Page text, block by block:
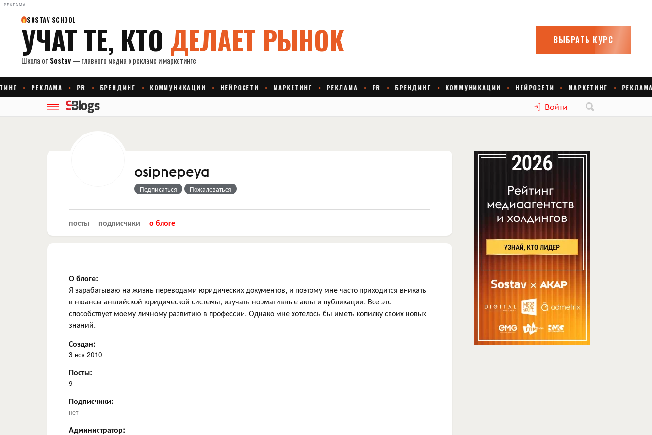
РЕКЛАМА
Войти
osipnepeya
Подписаться Пожаловаться
посты подписчики о блоге
О блоге:
Я зарабатываю на жизнь переводами юридических документов, и поэтому мне часто приходится вникать
в нюансы английской юридической системы, изучать нормативные акты и публикации. Все это
способствует моему личному развитию в профессии. Однако мне хотелось бы иметь копилку своих новых
знаний.
Создан:
3 ноя 2010
Посты:
9
Подписчики:
нет
Администратор: